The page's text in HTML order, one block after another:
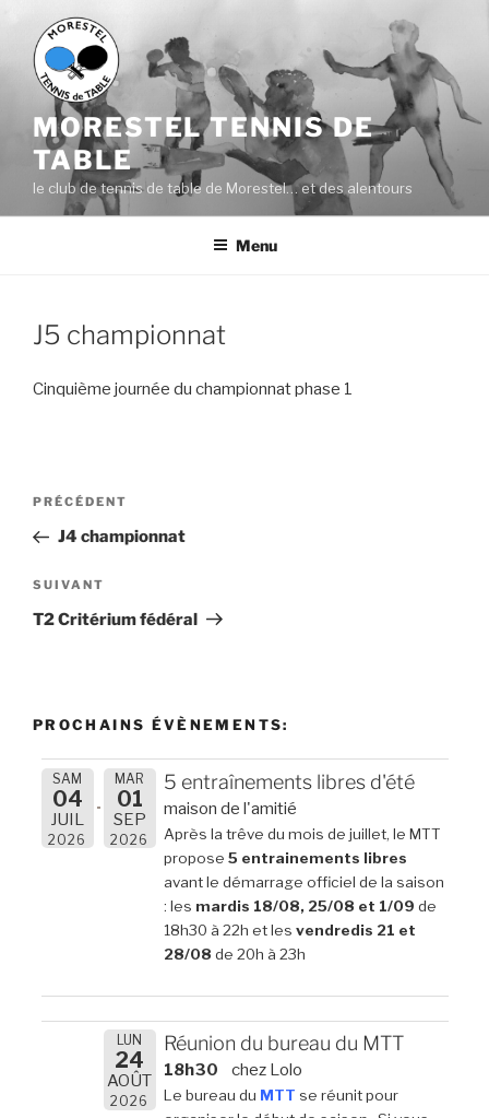
contenu
principal
MORESTEL TENNIS DE
TABLE
le club de tennis de table de Morestel… et des alentours
Menu
J5 championnat
Cinquième journée du championnat phase 1
Navigation
l’article
Article
précédent
PRÉCÉDENT
J4 championnat
Article
suivant
SUIVANT
T2 Critérium fédéral
PROCHAINS ÉVÈNEMENTS:
SAM
04
JUIL
2026
MAR
01
SEP
2026
5 entraînements libres d'été
maison de l'amitié
Après la trêve du mois de juillet, le MTT
propose 5 entrainements libres
avant le démarrage officiel de la saison
: les mardis 18/08, 25/08 et 1/09 de
18h30 à 22h et les vendredis 21 et
28/08 de 20h à 23h
LUN
24
AOÛT
2026
Réunion du bureau du MTT
18h30 chez Lolo
Le bureau du MTT se réunit pour